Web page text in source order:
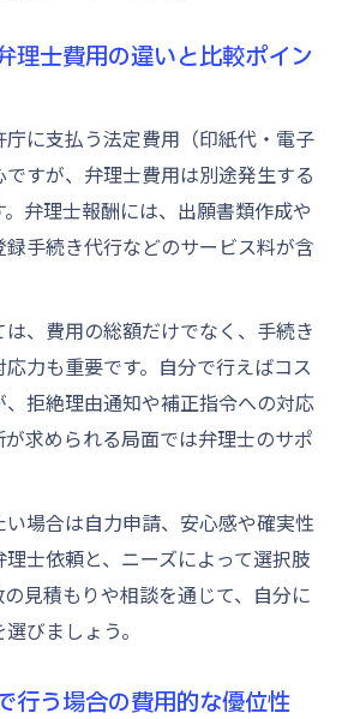
理士費用の違いと比較ポイン
に支払う法定費用（印紙代・電子
すが、弁理士費用は別途発生する
弁理士報酬には、出願書類作成や
手続き代行などのサービス料が含
、費用の総額だけでなく、手続き
力も重要です。自分で行えばコス
、拒絶理由通知や補正指令への対応
求められる局面では弁理士のサポ
場合は自力申請、安心感や確実性
士依頼と、ニーズによって選択肢
見積もりや相談を通じて、自分に
びましょう。
行う場合の費用的な優位性